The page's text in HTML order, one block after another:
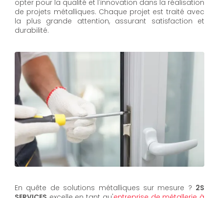
opter pour la qualité et l'innovation dans la réalisation
de projets métalliques. Chaque projet est traité avec
la plus grande attention, assurant satisfaction et
durabilité.
En quête de solutions métalliques sur mesure ? 2S